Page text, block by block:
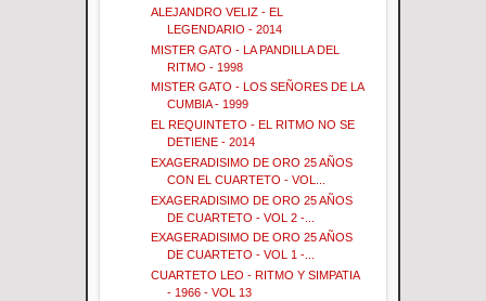
ALEJANDRO VELIZ - EL
LEGENDARIO - 2014
MISTER GATO - LA PANDILLA DEL
RITMO - 1998
MISTER GATO - LOS SEÑORES DE LA
CUMBIA - 1999
EL REQUINTETO - EL RITMO NO SE
DETIENE - 2014
EXAGERADISIMO DE ORO 25 AÑOS
CON EL CUARTETO - VOL...
EXAGERADISIMO DE ORO 25 AÑOS
DE CUARTETO - VOL 2 -...
EXAGERADISIMO DE ORO 25 AÑOS
DE CUARTETO - VOL 1 -...
CUARTETO LEO - RITMO Y SIMPATIA
- 1966 - VOL 13